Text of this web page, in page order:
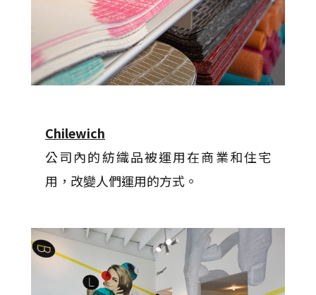
Chilewich
公司內的紡織品被運用在商業和住宅
用，改變人們運用的方式。